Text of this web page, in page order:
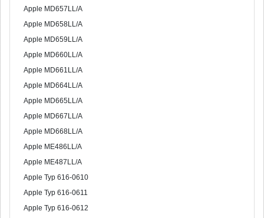
Apple MD657LL/A
Apple MD658LL/A
Apple MD659LL/A
Apple MD660LL/A
Apple MD661LL/A
Apple MD664LL/A
Apple MD665LL/A
Apple MD667LL/A
Apple MD668LL/A
Apple ME486LL/A
Apple ME487LL/A
Apple Typ 616-0610
Apple Typ 616-0611
Apple Typ 616-0612